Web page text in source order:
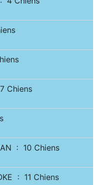
Chiens
: 10 Chiens
: 11 Chiens